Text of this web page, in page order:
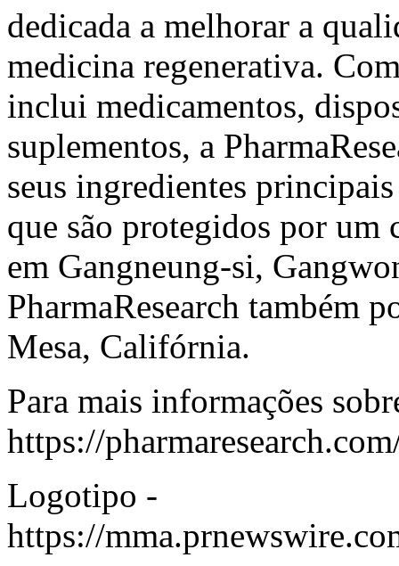
dedicada a melhorar a
medicina regenerativa.
inclui medicamentos,
suplementos, a
seus ingredientes
que são protegidos por um
em Gangneung-si,
PharmaResearch também
Mesa, Califórnia.
Para mais informações
https://
Logotipo -
https://